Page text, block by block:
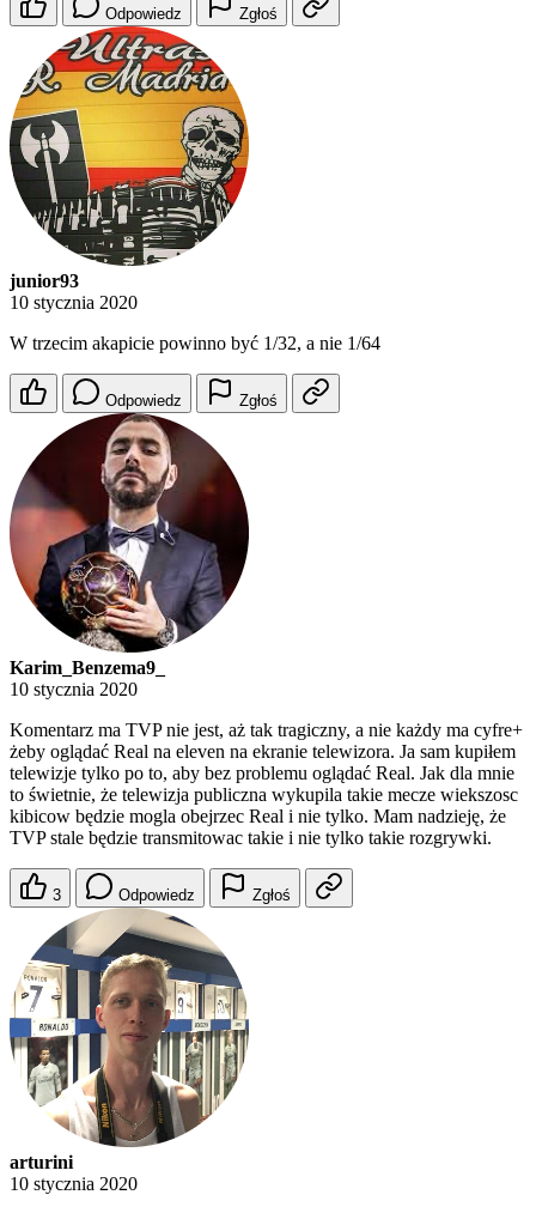
Odpowiedz Zgłoś
junior93
10 stycznia 2020
W trzecim akapicie powinno być 1/32, a nie 1/64
Odpowiedz Zgłoś
Karim_Benzema9_
10 stycznia 2020
Komentarz ma TVP nie jest, aż tak tragiczny, a nie każdy ma cyfre+
żeby oglądać Real na eleven na ekranie telewizora. Ja sam kupiłem
telewizje tylko po to, aby bez problemu oglądać Real. Jak dla mnie
to świetnie, że telewizja publiczna wykupila takie mecze wiekszosc
kibicow będzie mogla obejrzec Real i nie tylko. Mam nadzieję, że
TVP stale będzie transmitowac takie i nie tylko takie rozgrywki.
3 Odpowiedz Zgłoś
arturini
10 stycznia 2020